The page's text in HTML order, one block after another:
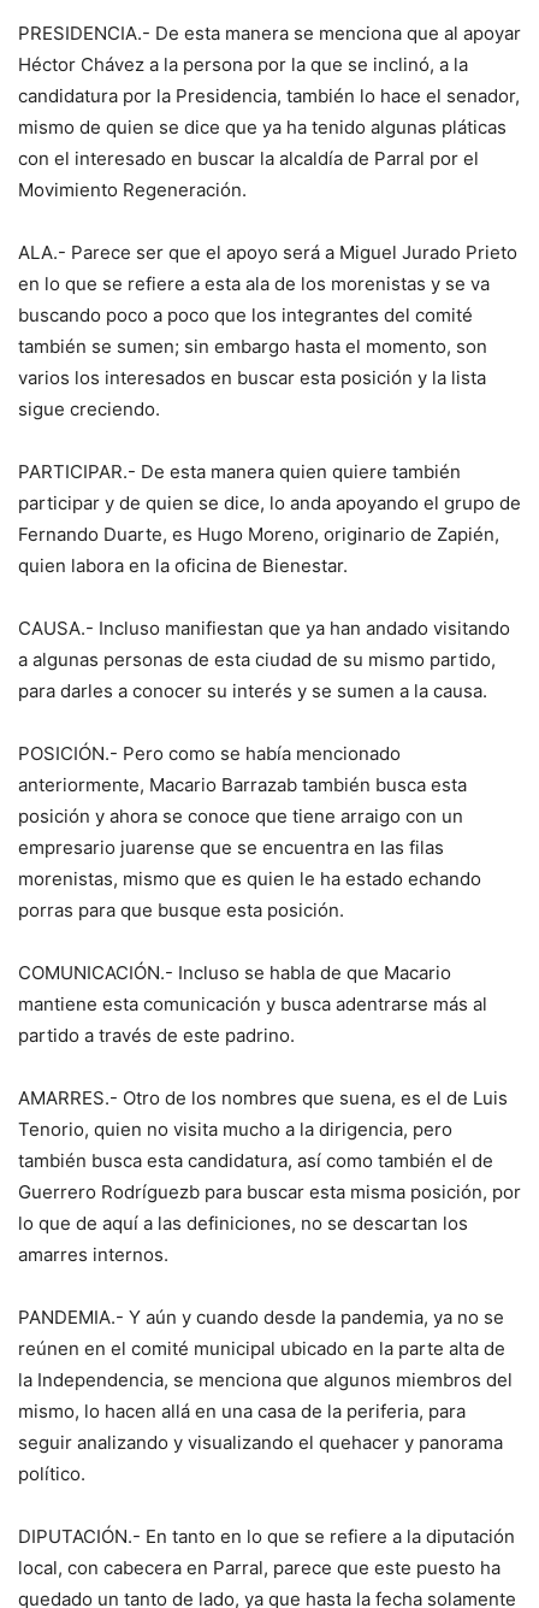
PRESIDENCIA.- De esta manera se menciona que al apoyar
Héctor Chávez a la persona por la que se inclinó, a la
candidatura por la Presidencia, también lo hace el senador,
mismo de quien se dice que ya ha tenido algunas pláticas
con el interesado en buscar la alcaldía de Parral por el
Movimiento Regeneración.
ALA.- Parece ser que el apoyo será a Miguel Jurado Prieto
en lo que se refiere a esta ala de los morenistas y se va
buscando poco a poco que los integrantes del comité
también se sumen; sin embargo hasta el momento, son
varios los interesados en buscar esta posición y la lista
sigue creciendo.
PARTICIPAR.- De esta manera quien quiere también
participar y de quien se dice, lo anda apoyando el grupo de
Fernando Duarte, es Hugo Moreno, originario de Zapién,
quien labora en la oficina de Bienestar.
CAUSA.- Incluso manifiestan que ya han andado visitando
a algunas personas de esta ciudad de su mismo partido,
para darles a conocer su interés y se sumen a la causa.
POSICIÓN.- Pero como se había mencionado
anteriormente, Macario Barrazab también busca esta
posición y ahora se conoce que tiene arraigo con un
empresario juarense que se encuentra en las filas
morenistas, mismo que es quien le ha estado echando
porras para que busque esta posición.
COMUNICACIÓN.- Incluso se habla de que Macario
mantiene esta comunicación y busca adentrarse más al
partido a través de este padrino.
AMARRES.- Otro de los nombres que suena, es el de Luis
Tenorio, quien no visita mucho a la dirigencia, pero
también busca esta candidatura, así como también el de
Guerrero Rodríguezb para buscar esta misma posición, por
lo que de aquí a las definiciones, no se descartan los
amarres internos.
PANDEMIA.- Y aún y cuando desde la pandemia, ya no se
reúnen en el comité municipal ubicado en la parte alta de
la Independencia, se menciona que algunos miembros del
mismo, lo hacen allá en una casa de la periferia, para
seguir analizando y visualizando el quehacer y panorama
político.
DIPUTACIÓN.- En tanto en lo que se refiere a la diputación
local, con cabecera en Parral, parece que este puesto ha
quedado un tanto de lado, ya que hasta la fecha solamente